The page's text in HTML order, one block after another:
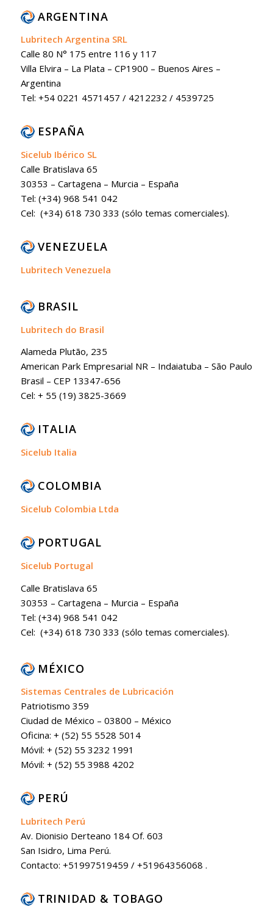
ARGENTINA
Lubritech Argentina SRL
Calle 80 N° 175 entre 116 y 117
Villa Elvira – La Plata – CP1900 – Buenos Aires –
Argentina
Tel: +54 0221 4571457 / 4212232 / 4539725
ESPAÑA
Sicelub Ibérico SL
Calle Bratislava 65
30353 – Cartagena – Murcia – España
Tel: (+34) 968 541 042
Cel: (+34) 618 730 333 (sólo temas comerciales).
VENEZUELA
Lubritech Venezuela
BRASIL
Lubritech do Brasil
Alameda Plutão, 235
American Park Empresarial NR – Indaiatuba – São Paulo
Brasil – CEP 13347-656
Cel: + 55 (19) 3825-3669
ITALIA
Sicelub Italia
COLOMBIA
Sicelub Colombia Ltda
PORTUGAL
Sicelub Portugal
Calle Bratislava 65
30353 – Cartagena – Murcia – España
Tel: (+34) 968 541 042
Cel: (+34) 618 730 333 (sólo temas comerciales).
MÉXICO
Sistemas Centrales de Lubricación
Patriotismo 359
Ciudad de México – 03800 – México
Oficina: + (52) 55 5528 5014
Móvil: + (52) 55 3232 1991
Móvil: + (52) 55 3988 4202
PERÚ
Lubritech Perú
Av. Dionisio Derteano 184 Of. 603
San Isidro, Lima Perú.
Contacto: +51997519459 / +51964356068 .
TRINIDAD & TOBAGO